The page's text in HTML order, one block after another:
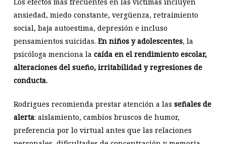
Los efectos más frecuentes en las víctimas incluyen
ansiedad, miedo constante, vergüenza, retraimiento
social, baja autoestima, depresión e incluso
pensamientos suicidas. En niños y adolescentes, la
psicóloga menciona la caída en el rendimiento escolar,
alteraciones del sueño, irritabilidad y regresiones de
conducta.
Rodrigues recomienda prestar atención a las señales de
alerta: aislamiento, cambios bruscos de humor,
preferencia por lo virtual antes que las relaciones